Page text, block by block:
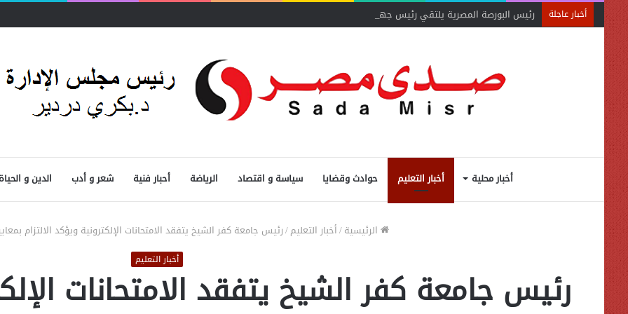
أخبار عاجلة رئيس البورصة المصرية يلتقي رئيس جهاز التمثيل التجاري
أخبار محلية أخبار التعليم حوادث وقضايا سياسة و اقتصاد الرياضة أحبار فنية شعر و أدب الدين و الحياة
الرئيسية/أخبار التعليم/رئيس جامعة كفر الشيخ يتفقد الامتحانات الإلكترونية ويؤكد الالتزام
أخبار التعليم
رئيس جامعة كفر الشيخ يتفقد الامتحانات